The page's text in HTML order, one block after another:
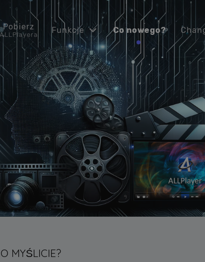
Pobierz
ALLPlayera Funkcje Co nowego?
MYŚLICIE?